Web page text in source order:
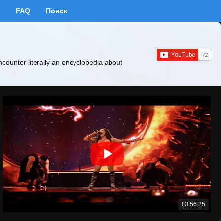
FAQ Поиск
literally an encyclopedia about
03:56:25